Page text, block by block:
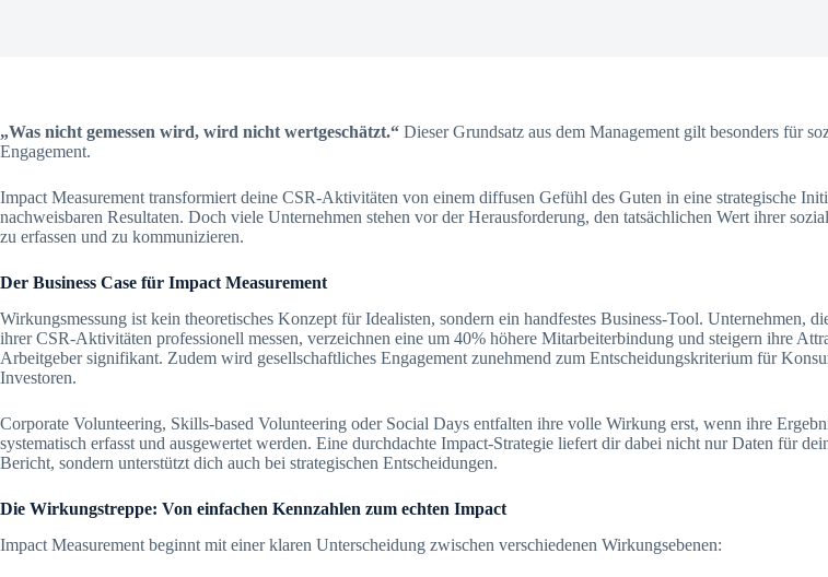
„Was nicht gemessen wird, wird nicht wertgeschätzt.“ Dieser Grundsatz aus dem Management gilt besonders für
Engagement.
Impact Measurement transformiert deine CSR-Aktivitäten von einem diffusen Gefühl des Guten in eine strategische
nachweisbaren Resultaten. Doch viele Unternehmen stehen vor der Herausforderung, den tatsächlichen Wert ihrer
zu erfassen und zu kommunizieren.
Der Business Case für Impact Measurement
Wirkungsmessung ist kein theoretisches Konzept für Idealisten, sondern ein handfestes Business-Tool. Unternehmen,
ihrer CSR-Aktivitäten professionell messen, verzeichnen eine um 40% höhere Mitarbeiterbindung und steigern ihre
Arbeitgeber signifikant. Zudem wird gesellschaftliches Engagement zunehmend zum Entscheidungskriterium für
Investoren.
Corporate Volunteering, Skills-based Volunteering oder Social Days entfalten ihre volle Wirkung erst, wenn ihre
systematisch erfasst und ausgewertet werden. Eine durchdachte Impact-Strategie liefert dir dabei nicht nur Daten für
Bericht, sondern unterstützt dich auch bei strategischen Entscheidungen.
Die Wirkungstreppe: Von einfachen Kennzahlen zum echten Impact
Impact Measurement beginnt mit einer klaren Unterscheidung zwischen verschiedenen Wirkungsebenen: